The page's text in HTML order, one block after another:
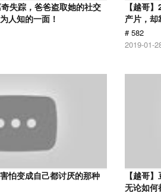
奇失踪，爸爸盗取她的社交
人知的一面！
【越哥
产片，
# 582
2019-01-
怕变成自己都讨厌的那种
【越哥
无论如何